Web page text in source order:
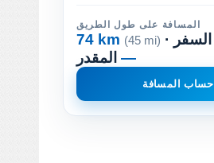
المسافة على طول الطريق
74 km (45 mi) · وقت السفر
—
حساب المسافة